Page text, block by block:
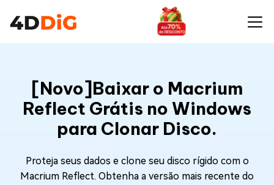
[Novo]Baixar o Macrium
Reflect Grátis no Windows
para Clonar Disco.
Proteja seus dados e clone seu disco rígido com o
Macrium Reflect. Obtenha a versão mais recente do